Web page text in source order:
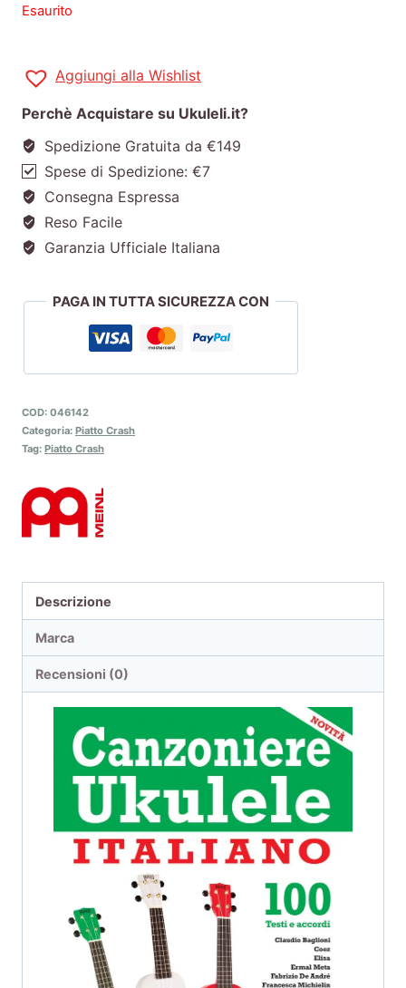
Esaurito
Aggiungi alla Wishlist
Perchè Acquistare su Ukuleli.it?
Spedizione Gratuita da €149
Spese di Spedizione: €7
Consegna Espressa
Reso Facile
Garanzia Ufficiale Italiana
PAGA IN TUTTA SICUREZZA CON
COD: 046142
Categoria: Piatto Crash
Tag: Piatto Crash
Descrizione
Marca
Recensioni (0)